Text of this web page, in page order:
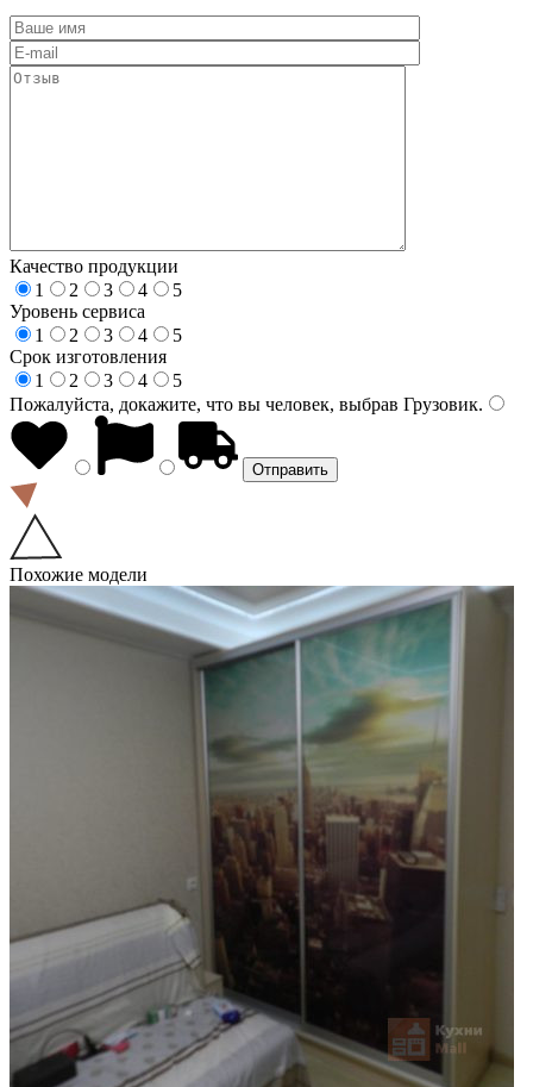
Качество продукции
1
2 3 4
5
Уровень сервиса
1
2 3 4
5
Срок изготовления
1
2 3 4
5
Пожалуйста, докажите, что вы человек, выбрав Грузовик.
Похожие модели